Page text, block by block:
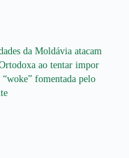
da Moldávia atacam
ao tentar impor
“woke” fomentada pelo